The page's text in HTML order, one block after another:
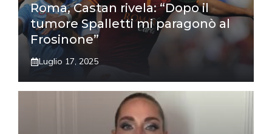
Roma, Castan rivela: “Dopo il
tumore Spalletti mi paragonò al
Frosinone”
Luglio 17, 2025